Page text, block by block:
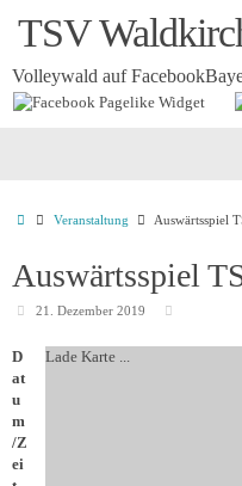
InhaltTSV
Volleywald auf Facebook
Startseite
Veranstaltung Auswärtsspiel
Auswärtsspiel
21. Dezember 2019
Lade Karte ...
D
at
u
m
/Z
ei